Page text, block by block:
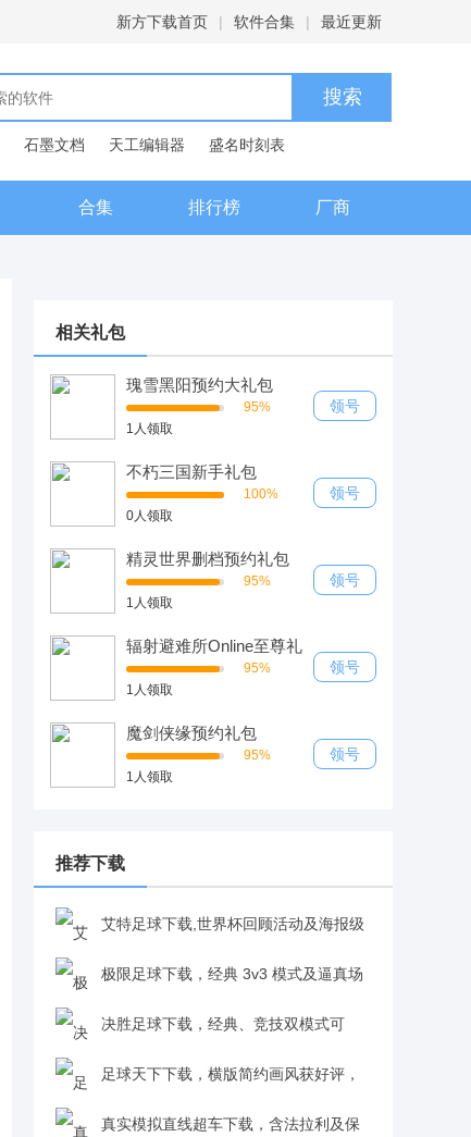
新方下载首页 | 软件合集 | 最近更新
石墨文档 天工编辑器
盛名时刻表
合集 排行榜 厂商
相关礼包
瑰雪黑阳预约大礼包
95%
1人领取
领号
不朽三国新手礼包
100%
0人领取
领号
精灵世界删档预约礼包
95%
1人领取
领号
辐射避难所Online至尊礼
包
95%
1人领取
领号
魔剑侠缘预约礼包
95%
1人领取
领号
推荐下载
艾特足球下载,世界杯回顾活动及海报级
UI，圆球迷指挥传奇球星梦v0.16.0
极限足球下载，经典 3v3 模式及逼真场
景，实时对战全球玩家v0.1
决胜足球下载，经典、竞技双模式可
选，多球星任招募助赢比赛v1.2.0
足球天下下载，横版简约画风获好评，
多重维度培养球员超有探索感v1.0.69
真实模拟直线超车下载，含法拉利及保